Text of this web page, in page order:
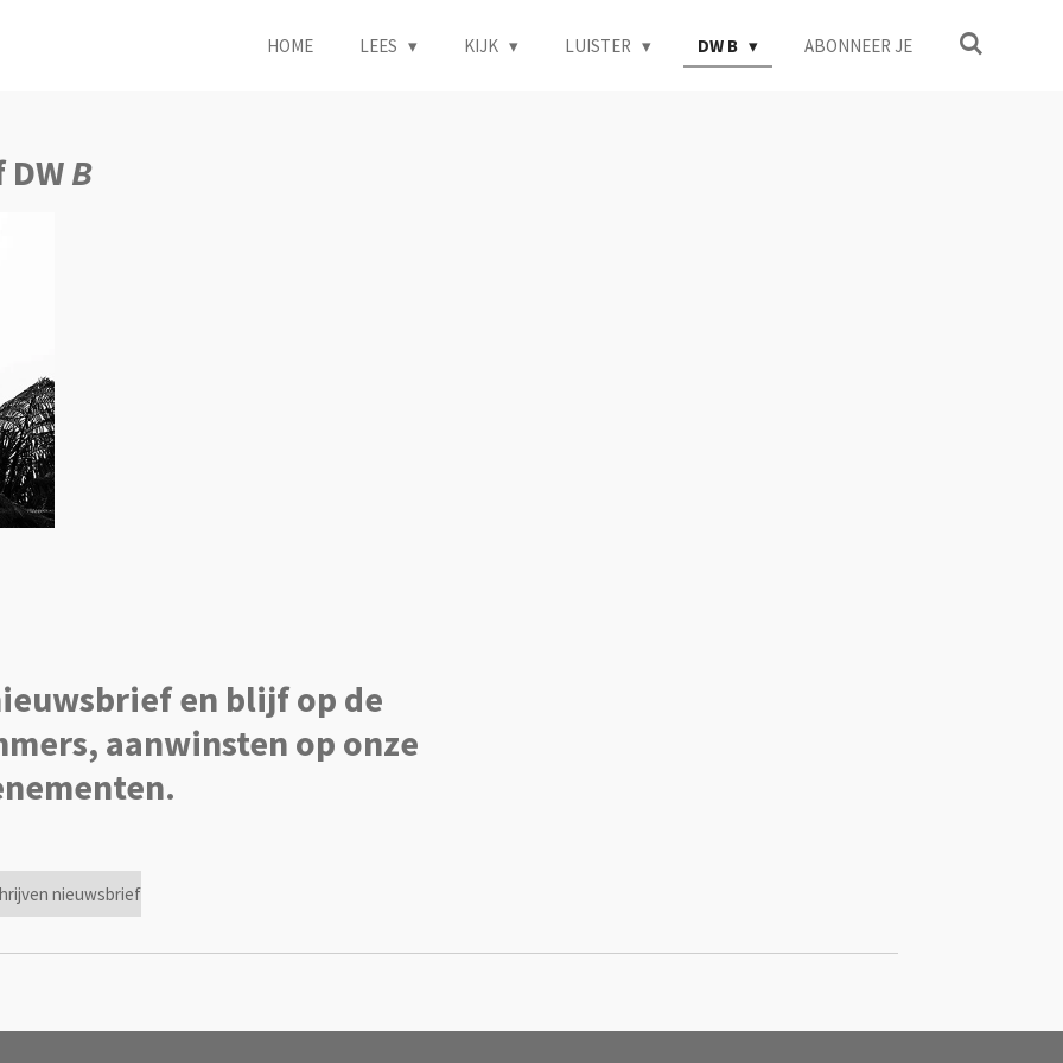
HOME LEES KIJK LUISTER DW B ABONNEER JE
B
en blijf op de
aanwinsten op onze
nieuwsbrief